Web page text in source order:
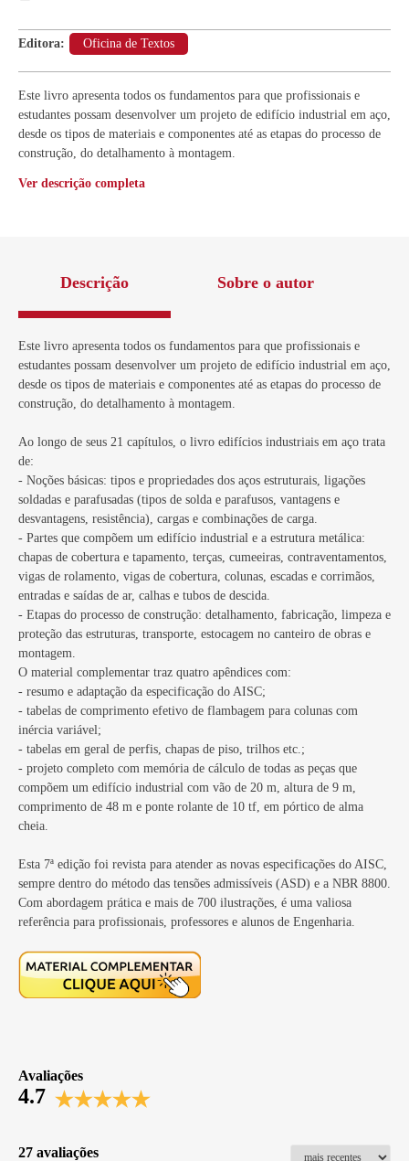
Editora: Oficina de Textos
Este livro apresenta todos os fundamentos para que profissionais e
estudantes possam desenvolver um projeto de edifício industrial em aço,
desde os tipos de materiais e componentes até as etapas do processo de
construção, do detalhamento à montagem.
Ver descrição completa
Descrição Sobre o autor
Este livro apresenta todos os fundamentos para que profissionais e
estudantes possam desenvolver um projeto de edifício industrial em aço,
desde os tipos de materiais e componentes até as etapas do processo de
construção, do detalhamento à montagem.
Ao longo de seus 21 capítulos, o livro edifícios industriais em aço trata
de:
- Noções básicas: tipos e propriedades dos aços estruturais, ligações
soldadas e parafusadas (tipos de solda e parafusos, vantagens e
desvantagens, resistência), cargas e combinações de carga.
- Partes que compõem um edifício industrial e a estrutura metálica:
chapas de cobertura e tapamento, terças, cumeeiras, contraventamentos,
vigas de rolamento, vigas de cobertura, colunas, escadas e corrimãos,
entradas e saídas de ar, calhas e tubos de descida.
- Etapas do processo de construção: detalhamento, fabricação, limpeza e
proteção das estruturas, transporte, estocagem no canteiro de obras e
montagem.
O material complementar traz quatro apêndices com:
- resumo e adaptação da especificação do AISC;
- tabelas de comprimento efetivo de flambagem para colunas com
inércia variável;
- tabelas em geral de perfis, chapas de piso, trilhos etc.;
- projeto completo com memória de cálculo de todas as peças que
compõem um edifício industrial com vão de 20 m, altura de 9 m,
comprimento de 48 m e ponte rolante de 10 tf, em pórtico de alma
cheia.
Esta 7ª edição foi revista para atender as novas especificações do AISC,
sempre dentro do método das tensões admissíveis (ASD) e a NBR 8800.
Com abordagem prática e mais de 700 ilustrações, é uma valiosa
referência para profissionais, professores e alunos de Engenharia.
Avaliações
4.7
27 avaliações